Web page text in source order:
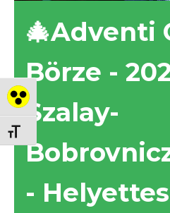
Nagy kontraszt váltása
Betűméret váltása
🎄Adventi
Börze -
Szalay-
- Helyettes